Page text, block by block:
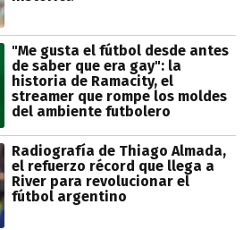
"Me gusta el fútbol desde antes
de saber que era gay": la
historia de Ramacity, el
streamer que rompe los moldes
del ambiente futbolero
Radiografía de Thiago Almada,
el refuerzo récord que llega a
River para revolucionar el
fútbol argentino